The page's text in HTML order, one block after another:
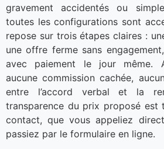
gravement accidentés ou
toutes les configurations sont
repose sur trois étapes claires :
une offre ferme sans
avec paiement le jour même.
aucune commission cachée,
entre l’accord verbal et la
transparence du prix proposé est
contact, que vous appeliez
passiez par le formulaire en ligne.